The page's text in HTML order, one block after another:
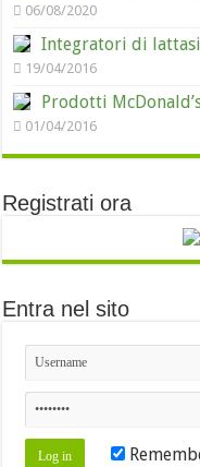
06/08/2020
Integratori di
19/04/2016
Prodotti
01/04/2016
Registrati ora
Entra nel sito